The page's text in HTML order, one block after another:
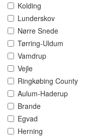
Kolding
Lunderskov
Nørre Snede
Tørring-Uldum
Vamdrup
Vejle
Ringkøbing County
Aulum-Haderup
Brande
Egvad
Herning